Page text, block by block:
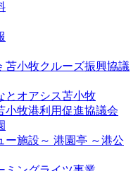
苫小牧クルーズ振興協議
とオアシス苫小牧
小牧港利用促進協議会
港園亭 ～港公